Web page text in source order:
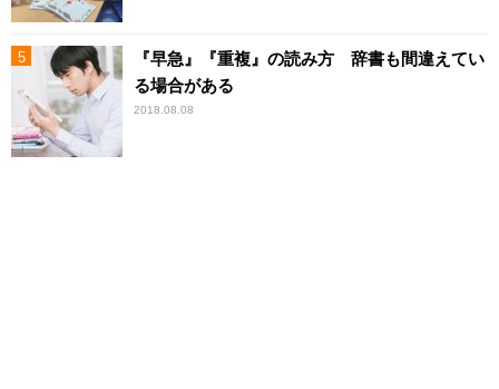
『早急』『重複』の読み方 辞書も間違えてい
る場合がある
2018.08.08